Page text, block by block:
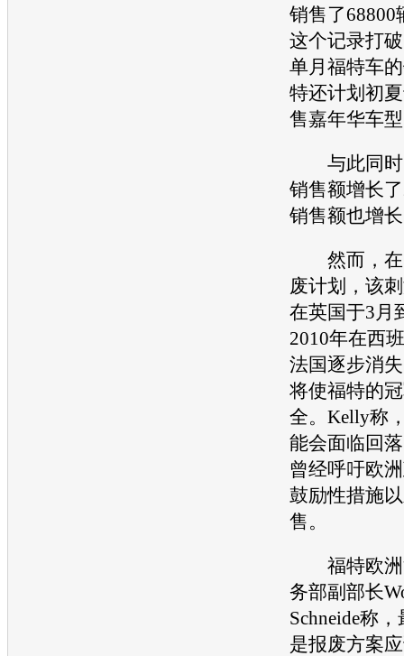
销售了68800
这个记录打
单月 福特车
特还计划初
售嘉年华车
与此同时
销售额增长
销售额也增
然而，在
废计划，该
在英国于3月
2010年在西
法国逐步消
将使福特的
全。Kelly称
能会面临回
曾经呼吁欧
鼓励性措施
售。
福特欧
务部副部长
Schneide称
是报废方案